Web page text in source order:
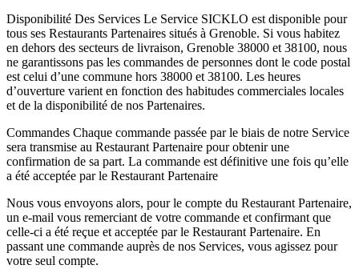
Disponibilité Des Services Le Service SICKLO est disponible pour
tous ses Restaurants Partenaires situés à Grenoble. Si vous habitez
en dehors des secteurs de livraison, Grenoble 38000 et 38100, nous
ne garantissons pas les commandes de personnes dont le code postal
est celui d’une commune hors 38000 et 38100. Les heures
d’ouverture varient en fonction des habitudes commerciales locales
et de la disponibilité de nos Partenaires.
Commandes Chaque commande passée par le biais de notre Service
sera transmise au Restaurant Partenaire pour obtenir une
confirmation de sa part. La commande est définitive une fois qu’elle
a été acceptée par le Restaurant Partenaire
Nous vous envoyons alors, pour le compte du Restaurant Partenaire,
un e-mail vous remerciant de votre commande et confirmant que
celle-ci a été reçue et acceptée par le Restaurant Partenaire. En
passant une commande auprès de nos Services, vous agissez pour
votre seul compte.